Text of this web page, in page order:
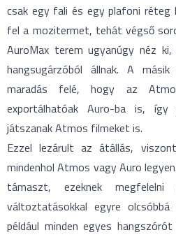
csak egy fali és egy plafoni
fel a mozitermet, tehát végső
AuroMax terem ugyanúgy néz
hangsugárzóból állnak. A
maradás felé, hogy az
exportálhatóak Auro-ba is,
játszanak Atmos filmeket is.
Ezzel lezárult az átállás,
mindenhol Atmos vagy Auro
támaszt, ezeknek
változtatásokkal egyre
például minden egyes